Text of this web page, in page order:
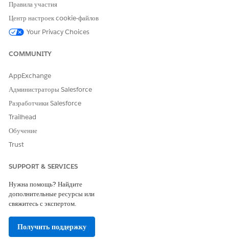
Подключение организации Salesforce к Agentforce Sales
Agent for Gemini (бета-версия)
Чтобы использовать Agentforce Sales Agent for Gemini,
подключите организацию Salesforce в Gemini.
Оставьте свой отзыв, чтобы мы могли стать лучше!
Правила участия
Центр настроек cookie-файлов
Your Privacy Choices
COMMUNITY
AppExchange
Администраторы Salesforce
Разработчики Salesforce
Trailhead
Обучение
Trust
SUPPORT & SERVICES
Нужна помощь? Найдите
дополнительные ресурсы или
свяжитесь с экспертом.
Получить поддержку